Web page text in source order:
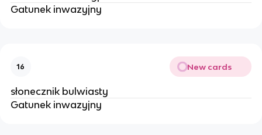
Gatunek inwazyjny
16 New cards
słonecznik bulwiasty
Gatunek inwazyjny